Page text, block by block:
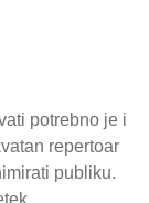
potrebno je i
repertoar
publiku.